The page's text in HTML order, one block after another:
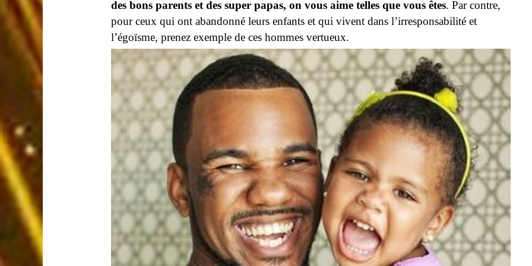
des bons parents et des super papas, on vous aime telles que vous êtes. Par contre,
pour ceux qui ont abandonné leurs enfants et qui vivent dans l’irresponsabilité et
l’égoïsme, prenez exemple de ces hommes vertueux.